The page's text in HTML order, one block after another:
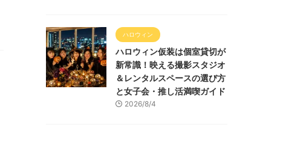
ハロウィン
ハロウィン仮装は個室貸切が
新常識！映える撮影スタジオ
＆レンタルスペースの選び方
と女子会・推し活満喫ガイド
2026/8/4